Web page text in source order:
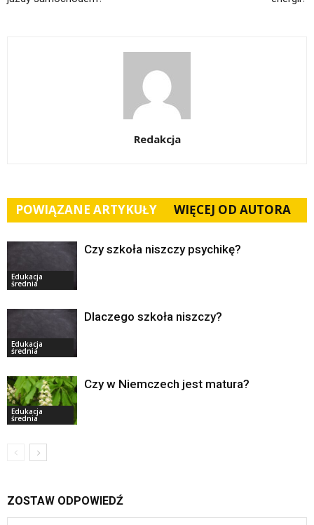
Redakcja
POWIĄZANE ARTYKUŁY WIĘCEJ OD AUTORA
Edukacja
średnia
Czy szkoła niszczy psychikę?
Edukacja
średnia
Dlaczego szkoła niszczy?
Edukacja
średnia
Czy w Niemczech jest matura?
ZOSTAW ODPOWIEDŹ